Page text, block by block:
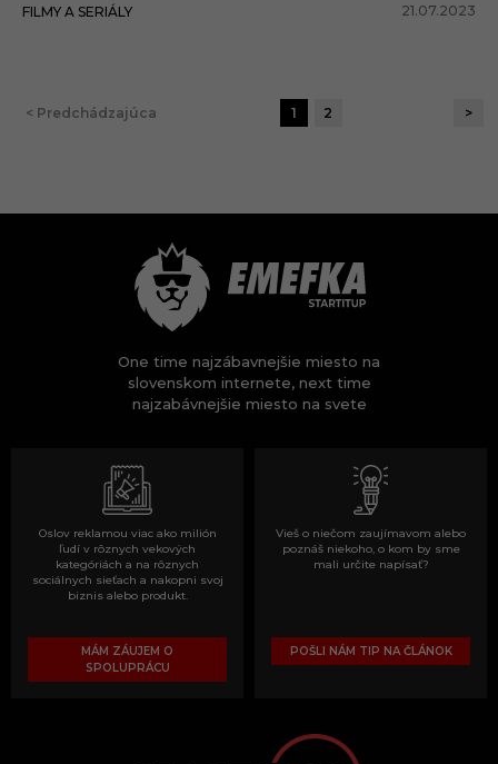
FILMY A SERIÁLY 21.07.2023
< Predchádzajúca 1 2 >
One time najzábavnejšie miesto na
slovenskom internete, next time
najzabávnejšie miesto na svete
Oslov reklamou viac ako milión
ľudí v rôznych vekových
kategóriách a na rôznych
sociálnych sieťach a nakopni svoj
biznis alebo produkt.
MÁM ZÁUJEM O
SPOLUPRÁCU
Vieš o niečom zaujímavom alebo
poznáš niekoho, o kom by sme
mali určite napísať?
POŠLI NÁM TIP NA ČLÁNOK